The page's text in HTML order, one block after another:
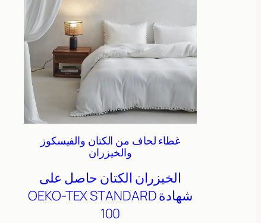
غطاء لحاف من الكتان والفيسكوز
والخيزران
الخيزران الكتان حاصل على
شهادة OEKO-TEX STANDARD
100